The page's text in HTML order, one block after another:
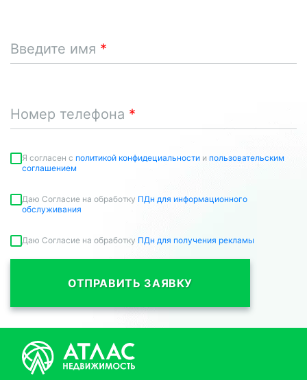
Введите имя
Номер телефона
Я согласен c политикой конфидециальности и пользовательским
соглашением
Даю Согласие на обработку ПДн для информационного
обслуживания
Даю Согласие на обработку ПДн для получения рекламы
ОТПРАВИТЬ ЗАЯВКУ